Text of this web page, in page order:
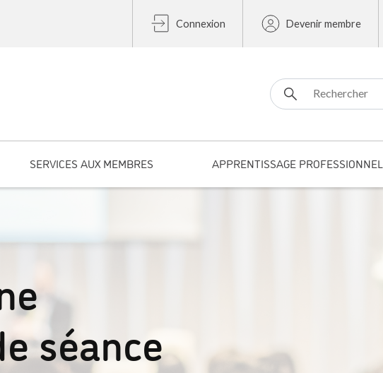
Connexion Devenir membre
Search for:
SERVICES AUX MEMBRES APPRENTISSAGE PROFESSIONNEL
séance